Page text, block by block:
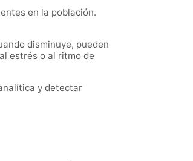
en la población.
disminuye, pueden
estrés o al ritmo de
y detectar